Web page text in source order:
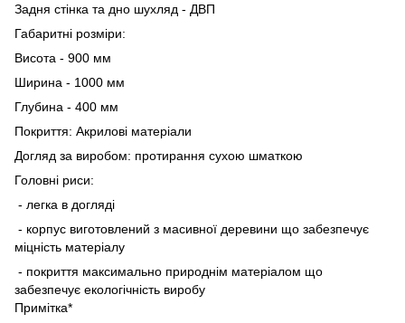
Задня стінка та дно шухляд - ДВП
Габаритні розміри:
Висота - 900 мм
Ширина - 1000 мм
Глубина - 400 мм
Покриття: Акрилові матеріали
Догляд за виробом: протирання сухою шматкою
Головні риси:
- легка в догляді
- корпус виготовлений з масивної деревини що забезпечує
міцність матеріалу
- покриття максимально природнім матеріалом що
забезпечує екологічність виробу
Примітка*